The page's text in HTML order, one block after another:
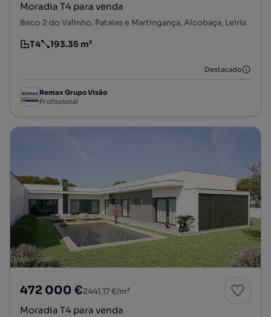
Moradia T4 para venda
Beco 2 do Valinho, Pataias e Martingança, Alcobaça, Leiria
Tipologia
T4
Preço por metro quadrado
193.35 m²
Destacado
Remax Grupo Visão
Profissional
472 000 €2441,17 €/m²
Moradia T4 para venda